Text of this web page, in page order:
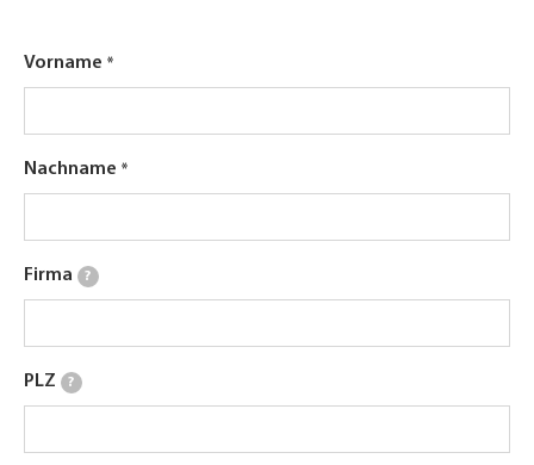
Vorname
Nachname
Firma ?
PLZ ?